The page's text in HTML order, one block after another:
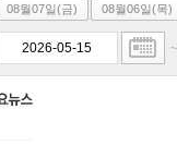
08월07일(금) 08월06일(목)
~